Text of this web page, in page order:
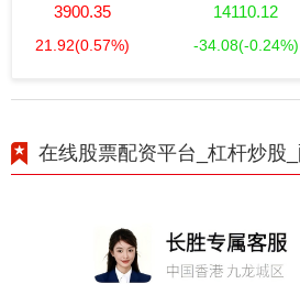
3900.35
21.92(0.57%)
14110.12
-34.08(-0.24%)
在线股票配资平台_杠杆炒股